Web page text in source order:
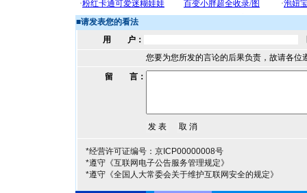
■请发表您的看法
用 户：
您要为您所发的言论的后果负责，故请各位
留 言：
*经营许可证编号：京ICP00000008号
*遵守《互联网电子公告服务管理规定》
*遵守《全国人大常委会关于维护互联网安全的规定》